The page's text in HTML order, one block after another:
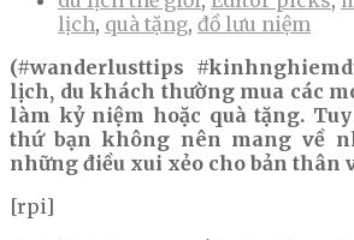
lịch, quà tặng, đồ lưu niệm
(#wanderlusttips
lịch, du khách thường mua các
làm kỷ niệm hoặc quà tặng.
thứ bạn không nên mang về
những điều xui xẻo cho bản thân
[rpi]